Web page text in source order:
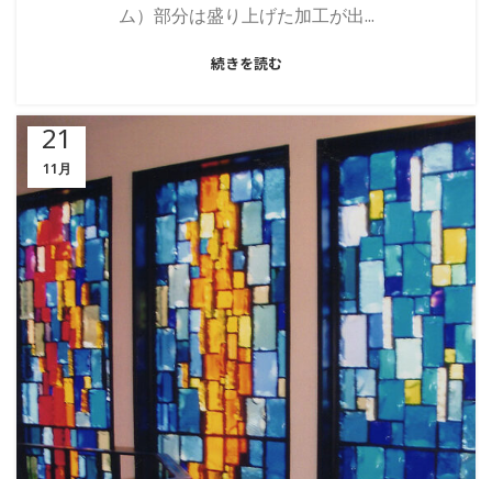
ム）部分は盛り上げた加工が出...
続きを読む
21
11月